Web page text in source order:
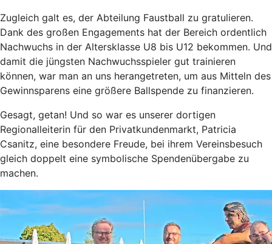
Zugleich galt es, der Abteilung Faustball zu gratulieren.
Dank des großen Engagements hat der Bereich ordentlich
Nachwuchs in der Altersklasse U8 bis U12 bekommen. Und
damit die jüngsten Nachwuchsspieler gut trainieren
können, war man an uns herangetreten, um aus Mitteln des
Gewinnsparens eine größere Ballspende zu finanzieren.
Gesagt, getan! Und so war es unserer dortigen
Regionalleiterin für den Privatkundenmarkt, Patricia
Csanitz, eine besondere Freude, bei ihrem Vereinsbesuch
gleich doppelt eine symbolische Spendenübergabe zu
machen.